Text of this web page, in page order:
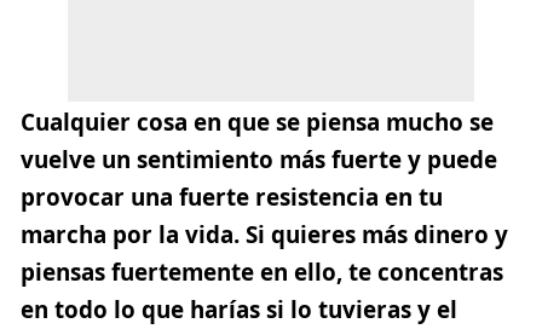
Cualquier cosa en que se piensa mucho se
vuelve un sentimiento más fuerte y puede
provocar una fuerte resistencia en tu
marcha por la vida. Si quieres más dinero y
piensas fuertemente en ello, te concentras
en todo lo que harías si lo tuvieras y el